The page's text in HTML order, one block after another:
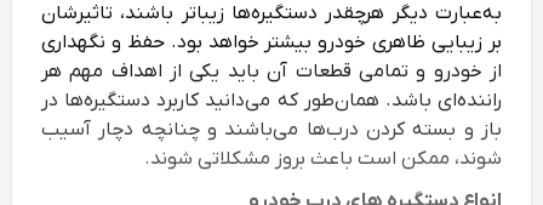
به‌عبارت دیگر هرچقدر دستگیره‌ها زیباتر باشند، تاثیرشان
بر زیبایی ظاهری خودرو بیشتر خواهد بود. حفظ و نگهداری
از خودرو و تمامی قطعات آن باید یکی از اهداف مهم هر
راننده‌ای باشد. همان‌طور که می‌دانید کاربرد دستگیره‌ها در
باز و بسته کردن درب‌ها می‌باشند و چنانچه دچار آسیب
شوند، ممکن است باعث بروز مشکلاتی شوند.